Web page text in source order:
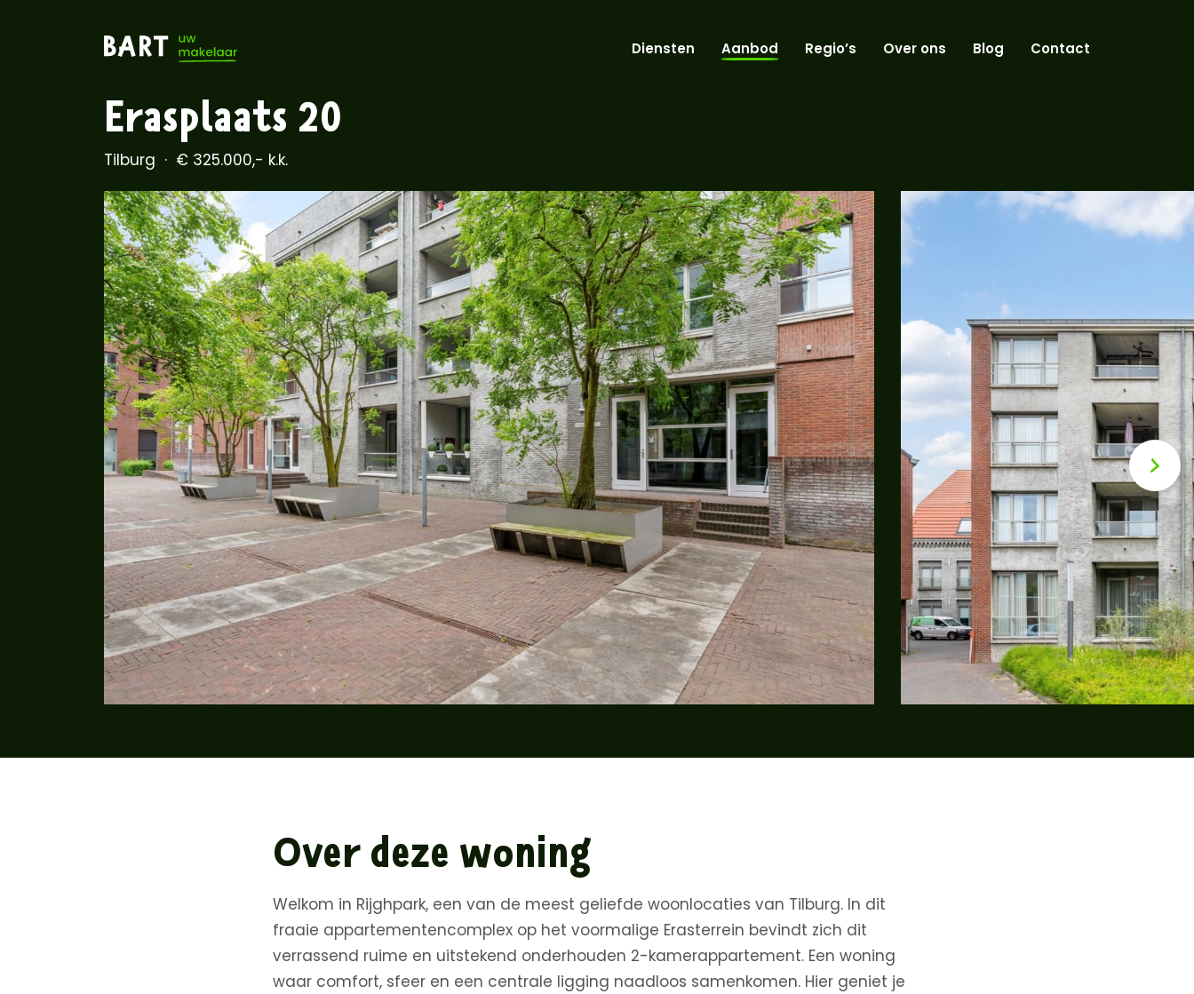
Diensten Aanbod Regio’s Over ons Blog Contact
Erasplaats 20
Tilburg € 325.000,- k.k.
Over deze woning
Welkom in Rijghpark, een van de meest geliefde woonlocaties van Tilburg. In dit
fraaie appartementencomplex op het voormalige Erasterrein bevindt zich dit
verrassend ruime en uitstekend onderhouden 2-kamerappartement. Een woning
waar comfort, sfeer en een centrale ligging naadloos samenkomen. Hier geniet je